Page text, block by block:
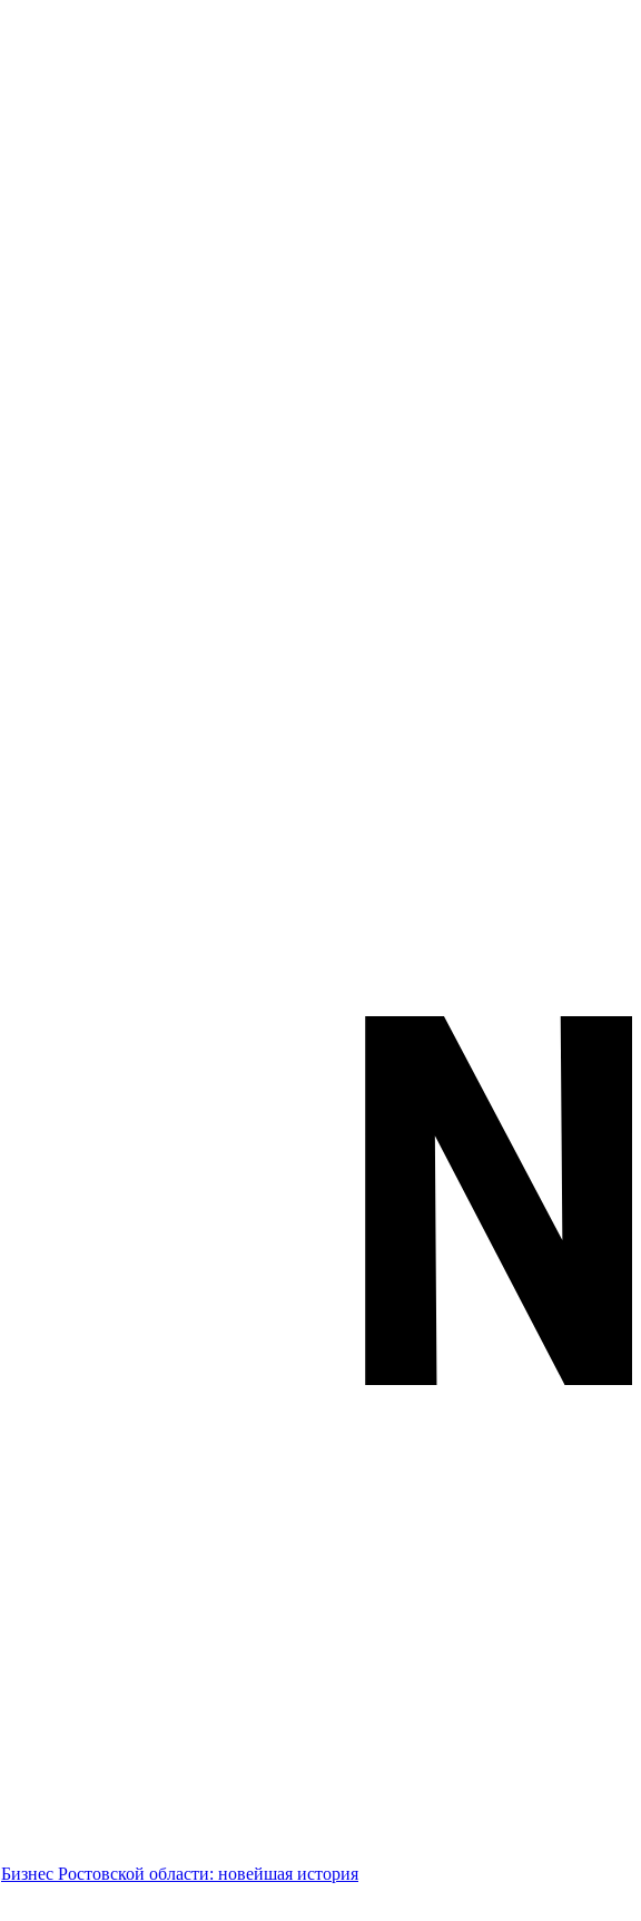
Бизнес Ростовской области: новейшая история